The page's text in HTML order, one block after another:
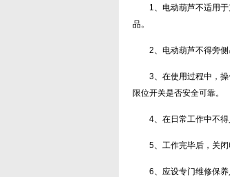
1、电动葫芦不适用
品。
2、电动葫芦不得旁侧
3、在使用过程中，
限位开关是否安全可靠。
4、在日常工作中不
5、工作完毕后，关闭
6、应设专门维修保